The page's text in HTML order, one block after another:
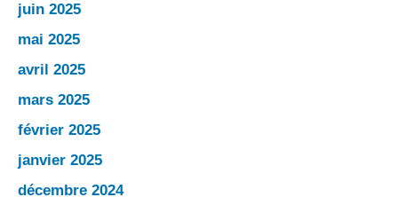
juin 2025
mai 2025
avril 2025
mars 2025
février 2025
janvier 2025
décembre 2024